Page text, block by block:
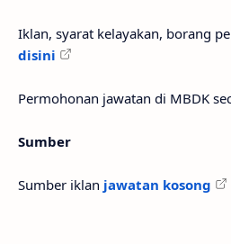
Iklan, syarat kelayakan, borang
disini
Permohonan jawatan di MBDK
Sumber
Sumber iklan jawatan kosong